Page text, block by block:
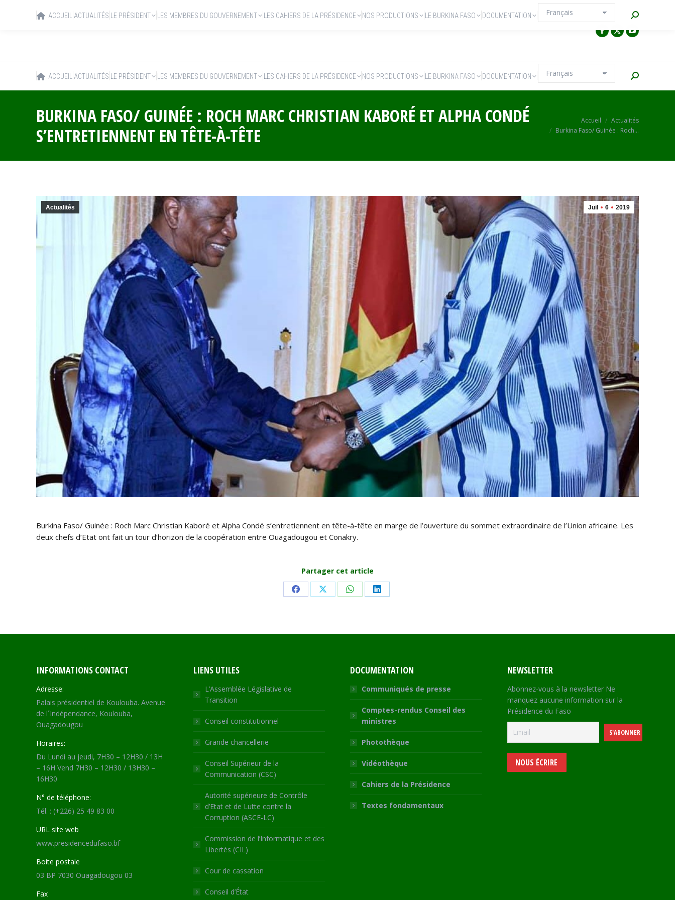
ACCUEIL ACTUALITÉS LE PRÉSIDENT LES MEMBRES DU GOUVERNEMENT LES CAHIERS DE LA PRÉSIDENCE NOS PRODUCTIONS LE BURKINA FASO DOCUMENTATION Recherche
BURKINA FASO/ GUINÉE : ROCH MARC CHRISTIAN KABORÉ ET ALPHA CONDÉ
S’ENTRETIENNENT EN TÊTE-À-TÊTE
Vous êtes ici :Accueil
Actualités
Burkina Faso/ Guinée : Roch…
Juil 6 2019
Actualités
Burkina Faso/ Guinée : Roch Marc Christian Kaboré et Alpha Condé s’entretiennent en tête-à-tête en marge de l’ouverture du sommet extraordinaire de l’Union africaine. Les
deux chefs d’Etat ont fait un tour d’horizon de la coopération entre Ouagadougou et Conakry.
Partager cet article
Share Share Share Share
INFORMATIONS CONTACT
Adresse:
Palais présidentiel de Koulouba. Avenue
de l´Indépendance, Koulouba,
Ouagadougou
Horaires:
Du Lundi au jeudi, 7H30 – 12H30 / 13H
– 16H Vend 7H30 – 12H30 / 13H30 –
16H30
N° de téléphone:
Tél. : (+226) 25 49 83 00
URL site web
www.presidencedufaso.bf
Boite postale
03 BP 7030 Ouagadougou 03
Fax
LIENS UTILES
L’Assemblée Législative de
Transition
Conseil constitutionnel
Grande chancellerie
Conseil Supérieur de la
Communication (CSC)
Autorité supérieure de Contrôle
d’Etat et de Lutte contre la
Corruption (ASCE-LC)
Commission de l’Informatique et des
Libertés (CIL)
Cour de cassation
Conseil d’État
DOCUMENTATION
Communiqués de presse
Comptes-rendus Conseil des
ministres
Photothèque
Vidéothèque
Cahiers de la Présidence
Textes fondamentaux
NEWSLETTER
Abonnez-vous à la newsletter Ne
manquez aucune information sur la
Présidence du Faso
NOUS ÉCRIRE
ACCUEIL ACTUALITÉS LE PRÉSIDENT LES MEMBRES DU GOUVERNEMENT LES CAHIERS DE LA PRÉSIDENCE NOS PRODUCTIONS LE BURKINA FASO DOCUMENTATION Recherche